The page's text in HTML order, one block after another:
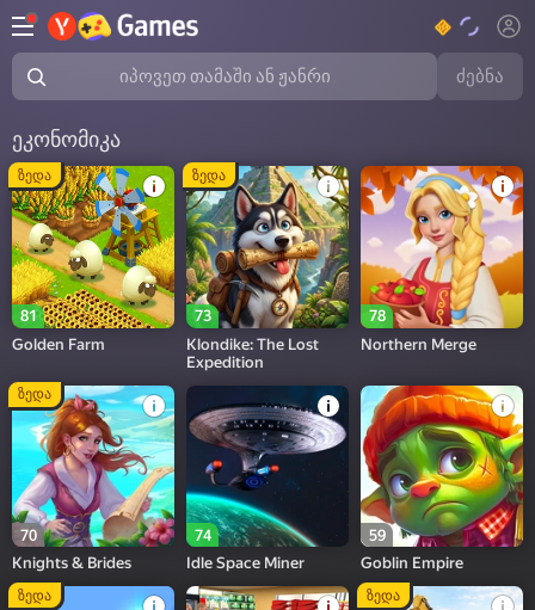
იპოვეთ თამაში ან ჟანრი ძებნა
ეკონომიკა
81
ზედა
Golden Farm
73
ზედა
Klondike: The Lost
Expedition
78
Northern Merge
70
ზედა
Knights & Brides
74
Idle Space Miner
59
Goblin Empire
ზედა ზედა